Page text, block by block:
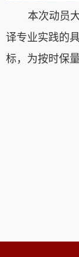
本次动员
译专业实践的
标，为按时保